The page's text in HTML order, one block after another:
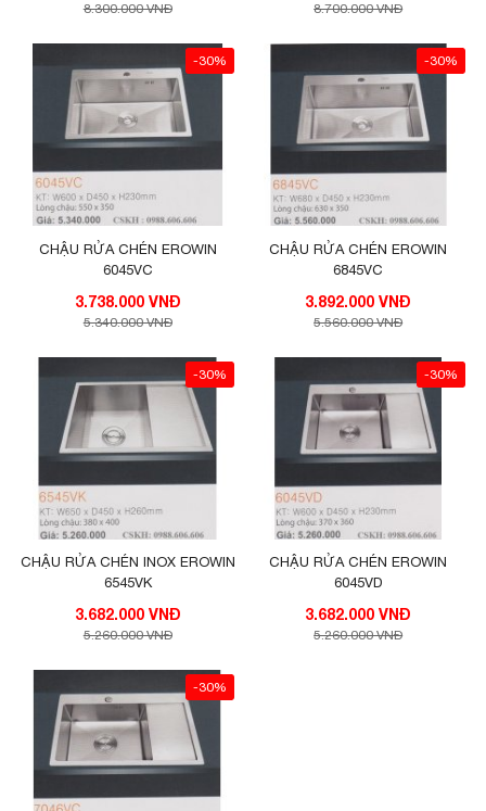
8.300.000 VNĐ 8.700.000 VNĐ
-30%
CHẬU RỬA CHÉN EROWIN
6045VC
3.738.000 VNĐ
5.340.000 VNĐ
-30%
CHẬU RỬA CHÉN EROWIN
6845VC
3.892.000 VNĐ
5.560.000 VNĐ
-30%
CHẬU RỬA CHÉN INOX EROWIN
6545VK
3.682.000 VNĐ
5.260.000 VNĐ
-30%
CHẬU RỬA CHÉN EROWIN
6045VD
3.682.000 VNĐ
5.260.000 VNĐ
-30%